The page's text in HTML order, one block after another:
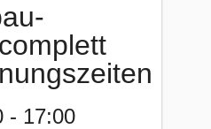
- 17:00